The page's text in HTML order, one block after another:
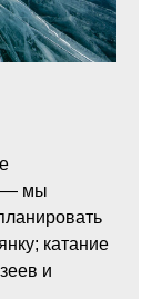
— мы
катание
и